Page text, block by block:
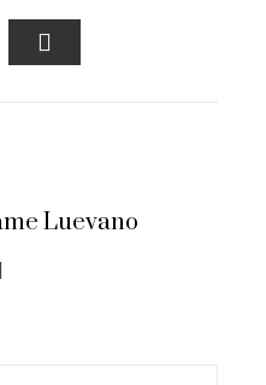
LINKEDIN
Luevano